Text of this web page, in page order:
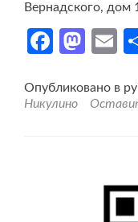
Вернадского, дом
Опубликовано в
Никулино